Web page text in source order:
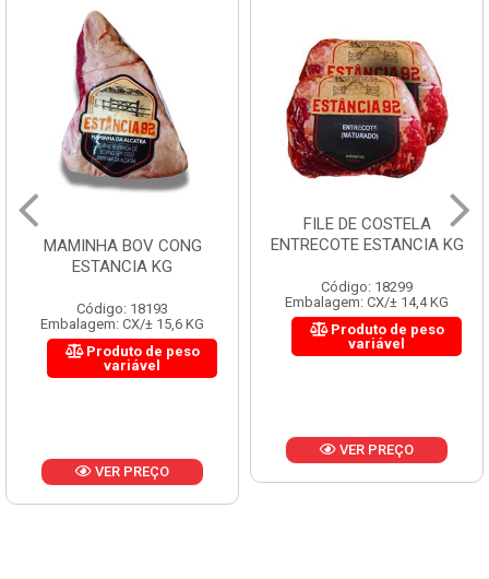
MAMINHA BOV CONG
ESTANCIA KG
Código: 18193
Embalagem: CX/± 15,6 KG
Produto de peso
variável
VER PREÇO
FILE DE COSTELA
ENTRECOTE ESTANCIA KG
Código: 18299
Embalagem: CX/± 14,4 KG
Produto de peso
variável
VER PREÇO